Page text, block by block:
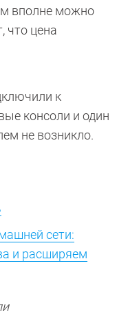
вполне можно
что цена
к
консоли и один
не возникло.
сети:
и расширяем